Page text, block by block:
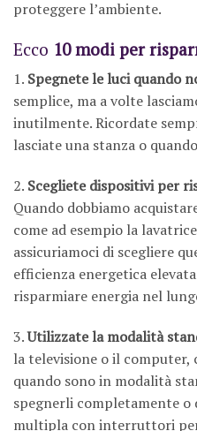
proteggere l’ambiente.
Ecco 10 modi per
1. Spegnete le luci quando
semplice, ma a volte
inutilmente. Ricordate
lasciate una stanza o
2. Scegliete dispositivi per
Quando dobbiamo
come ad esempio la
assicuriamoci di scegliere
efficienza energetica
risparmiare energia nel
3.Utilizzate la modalità
la televisione o il computer,
quando sono in modalità
spegnerli completamente o
multipla con interruttori